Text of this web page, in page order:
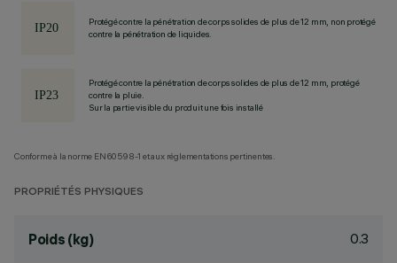
Protégé contre la pénétration de corps solides de plus de 12 mm, non protégé
contre la pénétration de liquides.
Protégé contre la pénétration de corps solides de plus de 12 mm, protégé
contre la pluie.
Sur la partie visible du produit une fois installé
Conforme à la norme EN60598-1 et aux réglementations pertinentes.
PROPRIÉTÉS PHYSIQUES
Poids (kg) 0.3